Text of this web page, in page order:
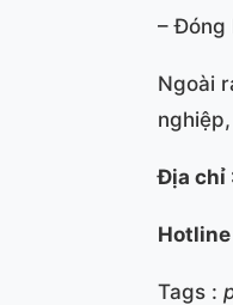
– Đóng
Ngoài
Địa chỉ
Tags :